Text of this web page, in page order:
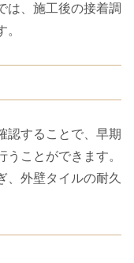
は、施工後の接着調
することで、早期
ことができます。
、外壁タイルの耐久